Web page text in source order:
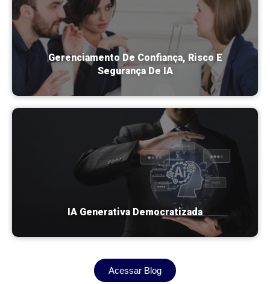
Gerenciamento De Confiança, Risco E
Segurança De IA
IA Generativa Democratizada
Acessar Blog